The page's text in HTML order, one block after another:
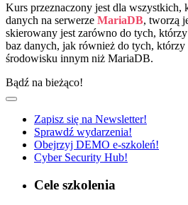
Kurs przeznaczony jest dla wszystkich,
danych na serwerze MariaDB, tworzą
skierowany jest zarówno do tych,
baz danych, jak również do tych,
środowisku innym niż MariaDB.
Bądź na bieżąco!
Zapisz się na Newsletter!
Sprawdź wydarzenia!
Obejrzyj DEMO e-szkoleń!
Cyber Security Hub!
Cele szkolenia